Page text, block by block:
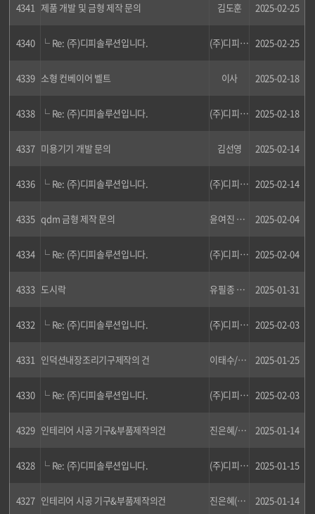
4341 제품 개발 및 금형 제작 문의 김도훈 2025-02-25
4340 └ Re: (주)디피솔루션입니다. (주)디피솔루션 2025-02-25
4339 소형 컨베이어 벨트 이사 2025-02-18
4338 └ Re: (주)디피솔루션입니다. (주)디피솔루션 2025-02-18
4337 미용기기 개발 문의 김선영 2025-02-14
4336 └ Re: (주)디피솔루션입니다. (주)디피솔루션 2025-02-14
4335 qdm 금형 제작 문의 윤여진 대표 2025-02-04
4334 └ Re: (주)디피솔루션입니다. (주)디피솔루션 2025-02-04
4333 도시락 유필종 부사장 2025-01-31
4332 └ Re: (주)디피솔루션입니다. (주)디피솔루션 2025-02-03
4331 인덕션내장조리기구제작의 건 이태수/혁신사업본부장 2025-01-25
4330 └ Re: (주)디피솔루션입니다. (주)디피솔루션 2025-02-03
4329 인테리어 시공 기구&부품제작의건 진은혜/차장 2025-01-14
4328 └ Re: (주)디피솔루션입니다. (주)디피솔루션 2025-01-15
4327 인테리어 시공 기구&부품제작의건 진은혜(차장) 2025-01-14